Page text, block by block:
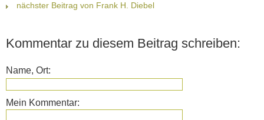
nächster Beitrag von Frank H. Diebel
Kommentar zu diesem Beitrag schreiben:
Name, Ort:
Mein Kommentar: